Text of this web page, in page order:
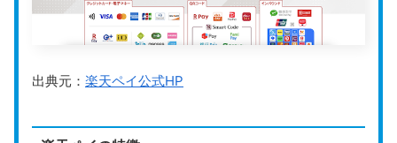
事で詳しくまとめています。併せて参考に
してください。
当に初期費用がかからないの？」「どうやって導入
公式HP https://airregi.jp/payment/
toothで接続して使うキャッシュレス決済サービスで
ドリーダーも0円で導入可能。初期コストを抑えたいイ
出典元： 楽天ペイ公式HP